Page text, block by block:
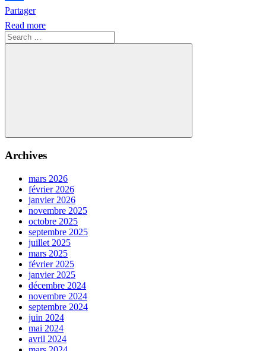
Partager
Read more
Search
for:
Search
Archives
mars 2026
février 2026
janvier 2026
novembre 2025
octobre 2025
septembre 2025
juillet 2025
mars 2025
février 2025
janvier 2025
décembre 2024
novembre 2024
septembre 2024
juin 2024
mai 2024
avril 2024